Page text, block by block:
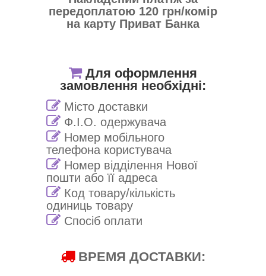
передоплатою 120 грн/комір
на карту Приват Банка
Для оформлення
замовлення необхідні:
Місто доставки
Ф.І.О. одержувача
Номер мобільного
телефона користувача
Номер відділення Нової
пошти або її адреса
Код товару/кількість
одиниць товару
Спосіб оплати
ВРЕМЯ ДОСТАВКИ: